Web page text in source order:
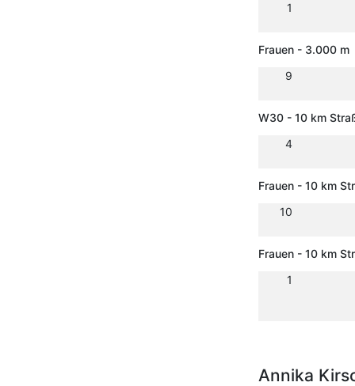
1
Frauen - 3.000 m
9
W30 - 10 km
4
Frauen - 10 km
10
Frauen - 10 km
1
Annika